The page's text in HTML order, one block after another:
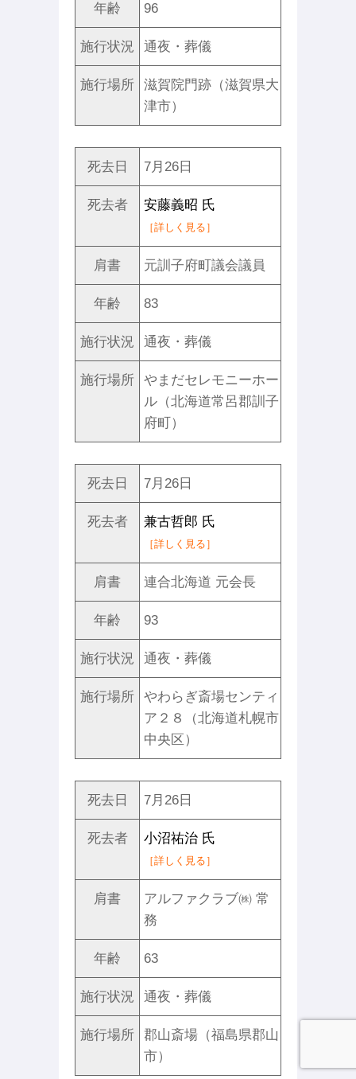
年齢 96
施行状況 通夜・葬儀
施行場所
滋賀院門跡（滋賀県大
津市）
死去日 7月26日
死去者 安藤義昭 氏
［詳しく見る］
肩書 元訓子府町議会議員
年齢 83
施行状況 通夜・葬儀
施行場所
やまだセレモニーホー
ル（北海道常呂郡訓子
府町）
死去日 7月26日
死去者 兼古哲郎 氏
［詳しく見る］
肩書 連合北海道 元会長
年齢 93
施行状況 通夜・葬儀
施行場所
やわらぎ斎場センティ
ア２８（北海道札幌市
中央区）
死去日 7月26日
死去者 小沼祐治 氏
［詳しく見る］
肩書
アルファクラブ㈱ 常
務
年齢 63
施行状況 通夜・葬儀
施行場所
郡山斎場（福島県郡山
市）